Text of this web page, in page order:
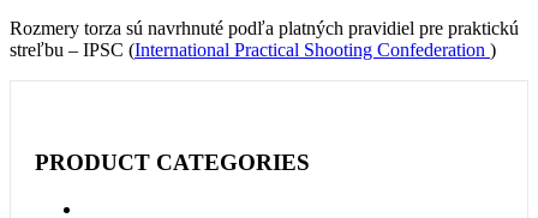
Rozmery torza sú navrhnuté podľa platných pravidiel pre praktickú
streľbu – IPSC (International Practical Shooting Confederation )
PRODUCT CATEGORIES